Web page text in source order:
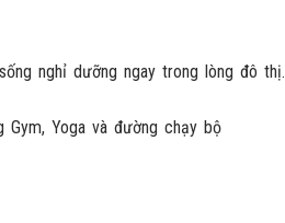
nghỉ dưỡng ngay trong lòng đô thị.